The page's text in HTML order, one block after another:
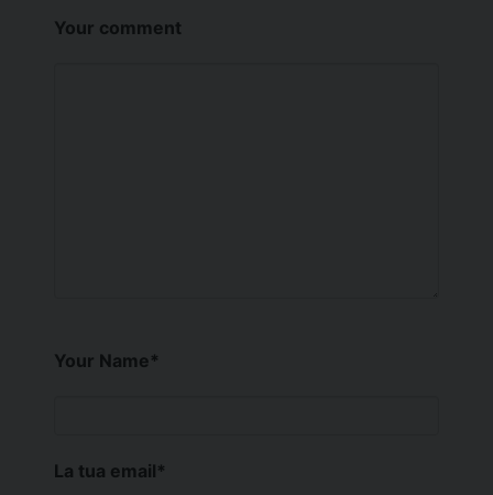
Your comment
Your Name*
La tua email*